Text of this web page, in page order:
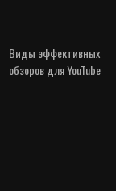
Виды эффективных
обзоров для YouTube